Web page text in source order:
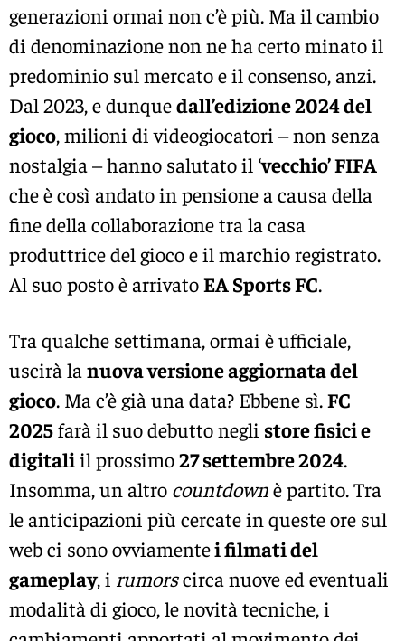
generazioni ormai non c’è più. Ma il cambio
di denominazione non ne ha certo minato il
predominio sul mercato e il consenso, anzi.
Dal 2023, e dunquedall’edizione 2024 del
gioco, milioni di videogiocatori – non senza
nostalgia – hanno salutato il ‘vecchio’ FIFA
che è così andato in pensione a causa della
fine della collaborazione tra la casa
produttrice del gioco e il marchio registrato.
Al suo posto è arrivatoEA Sports FC.
Tra qualche settimana, ormai è ufficiale,
uscirà la nuova versione aggiornata del
gioco. Ma c’è già una data? Ebbene sì. FC
2025farà il suo debutto negli store fisici e
digitali il prossimo27 settembre 2024.
Insomma, un altro countdownè partito. Tra
le anticipazioni più cercate in queste ore sul
web ci sono ovviamentei filmati del
gameplay, i rumorscirca nuove ed eventuali
modalità di gioco, le novità tecniche, i